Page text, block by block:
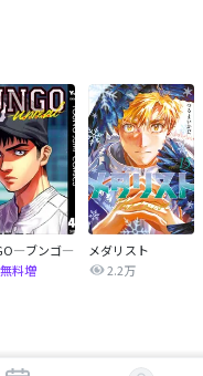
ブンゴ―
料増
メダリスト
2.2万